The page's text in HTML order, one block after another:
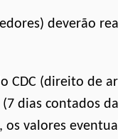
deverão
CDC (direito de
dias contados
valores